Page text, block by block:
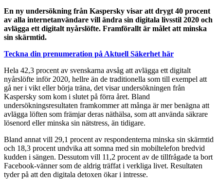
En ny undersökning från Kaspersky visar att drygt 40 procent
av alla internetanvändare vill ändra sin digitala livsstil 2020 och
avlägga ett digitalt nyårslöfte. Framförallt är målet att minska
sin skärmtid.
Teckna din prenumeration på Aktuell Säkerhet här
Hela 42,3 procent av svenskarna avsåg att avlägga ett digitalt
nyårslöfte inför 2020, hellre än de traditionella som till exempel att
gå ner i vikt eller börja träna, det visar undersökningen från
Kaspersky som kom i slutet på förra året. Bland
undersökningsresultaten framkommer att många är mer benägna att
avlägga löften som främjar deras näthälsa, som att använda säkrare
lösenord eller minska sin nätstress, än tidigare.
Bland annat vill 29,1 procent av respondenterna minska sin skärmtid
och 18,3 procent undvika att somna med sin mobiltelefon bredvid
kudden i sängen. Dessutom vill 11,2 procent av de tillfrågade ta bort
Facebook-vänner som de aldrig träffat i verkliga livet. Resultaten
tyder på att den digitala detoxen ökar i intresse.